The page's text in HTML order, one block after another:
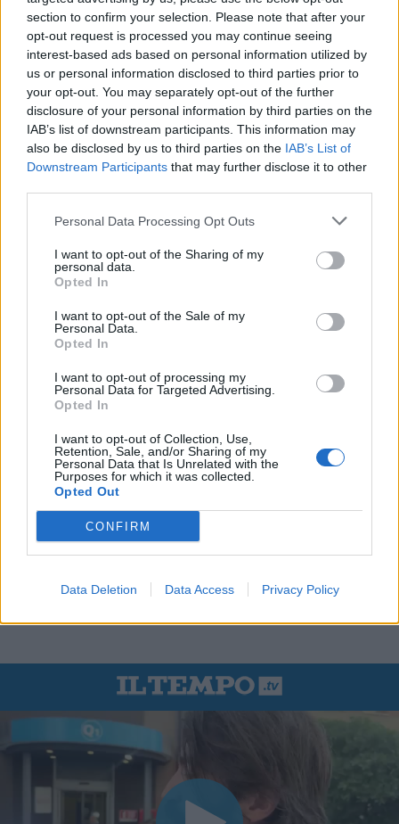
section to confirm your selection. Please note that after your
opt-out request is processed you may continue seeing
interest-based ads based on personal information utilized by
us or personal information disclosed to third parties prior to
your opt-out. You may separately opt-out of the further
disclosure of your personal information by third parties on the
IAB’s list of downstream participants. This information may
also be disclosed by us to third parties on the IAB’s List of
Downstream Participants that may further disclose it to other
Personal Data Processing Opt Outs
I want to opt-out of the Sharing of my
personal data.
Opted In
I want to opt-out of the Sale of my
Personal Data.
Opted In
I want to opt-out of processing my
Personal Data for Targeted Advertising.
Opted In
I want to opt-out of Collection, Use,
Retention, Sale, and/or Sharing of my
Personal Data that Is Unrelated with the
Purposes for which it was collected.
Opted Out
CONFIRM
Data Deletion Data Access Privacy Policy